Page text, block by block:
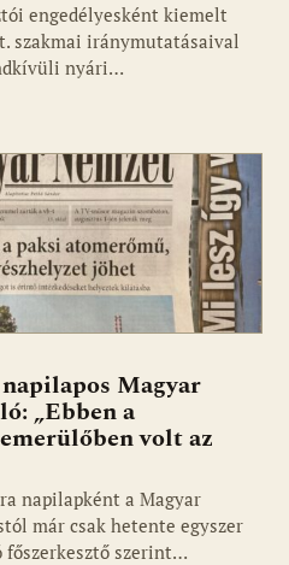
engedélyesként kiemelt
szakmai iránymutatásaival
nyári…
Magyar
„Ebben a
volt az
napilapként a Magyar
már csak hetente egyszer
főszerkesztő szerint…